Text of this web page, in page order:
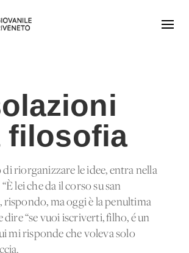
filosofia
riorganizzare le idee, entra nella
lei che da il corso su san
rispondo, ma oggi è la penultima
dire “se vuoi iscriverti, filho, é un
mi risponde che voleva solo